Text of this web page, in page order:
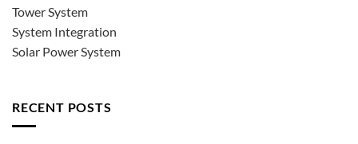
Tower System
System Integration
Solar Power System
RECENT POSTS